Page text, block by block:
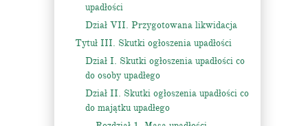
upadłości
Dział VII. Przygotowana likwidacja
Tytuł III. Skutki ogłoszenia upadłości
Dział I. Skutki ogłoszenia upadłości co
do osoby upadłego
Dział II. Skutki ogłoszenia upadłości co
do majątku upadłego